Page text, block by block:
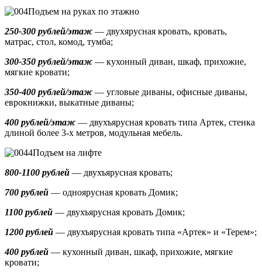
Подъем на руках по этажно
250-300 рублей/этаж — двухярусная кровать, кровать,
матрас, стол, комод, тумба;
300-350 рублей/этаж — кухонный диван, шкаф, прихожие,
мягкие кровати;
350-400 рублей/этаж — угловые диваны, офисные диваны,
еврокнижки, выкатные диваны;
400 рублей/этаж — двухъярусная кровать типа Артек, стенка
длиной более 3-х метров, модульная мебель.
Подъем на лифте
800-1100 рублей — двухъярусная кровать;
700 рублей — одноярусная кровать Домик;
1100 рублей — двухъярусная кровать Домик;
1200 рублей — двухъярусная кровать типа «Артек» и «Терем»;
400 рублей — кухонный диван, шкаф, прихожие, мягкие
кровати;